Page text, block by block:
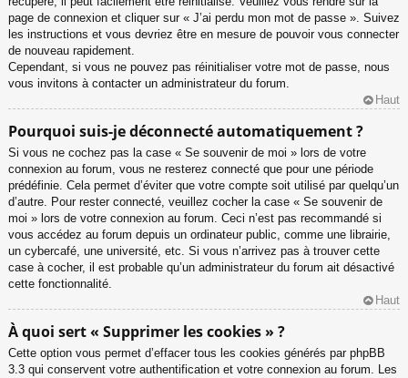
page de connexion et cliquer sur « J’ai perdu mon mot de passe ». Suivez
les instructions et vous devriez être en mesure de pouvoir vous connecter
de nouveau rapidement.
Cependant, si vous ne pouvez pas réinitialiser votre mot de passe, nous
vous invitons à contacter un administrateur du forum.
Haut
Pourquoi suis-je déconnecté automatiquement ?
Si vous ne cochez pas la case « Se souvenir de moi » lors de votre
connexion au forum, vous ne resterez connecté que pour une période
prédéfinie. Cela permet d’éviter que votre compte soit utilisé par quelqu’un
d’autre. Pour rester connecté, veuillez cocher la case « Se souvenir de
moi » lors de votre connexion au forum. Ceci n’est pas recommandé si
vous accédez au forum depuis un ordinateur public, comme une librairie,
un cybercafé, une université, etc. Si vous n’arrivez pas à trouver cette
case à cocher, il est probable qu’un administrateur du forum ait désactivé
cette fonctionnalité.
Haut
À quoi sert « Supprimer les cookies » ?
Cette option vous permet d’effacer tous les cookies générés par phpBB
3.3 qui conservent votre authentification et votre connexion au forum. Les